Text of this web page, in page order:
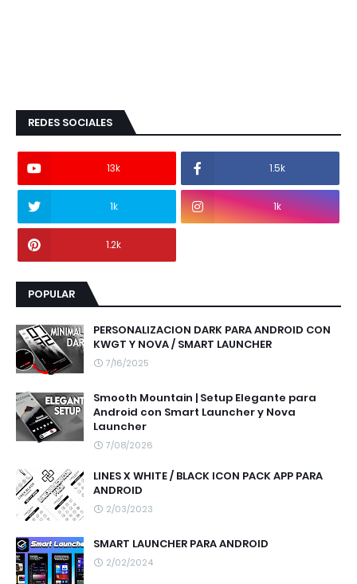
REDES SOCIALES
13k 1.5k
1k 1k
1.2k
POPULAR
PERSONALIZACION DARK PARA ANDROID CON
KWGT Y NOVA / SMART LAUNCHER
7/16/2025
Smooth Mountain | Setup Elegante para
Android con Smart Launcher y Nova
Launcher
7/08/2026
LINES X WHITE / BLACK ICON PACK APP PARA
ANDROID
2/03/2023
SMART LAUNCHER PARA ANDROID
2/02/2024